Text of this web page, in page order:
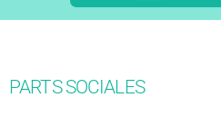
PARTS SOCIALES